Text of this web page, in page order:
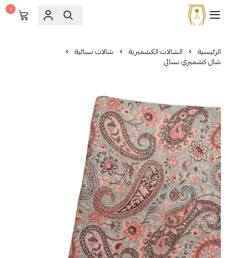
مشالح المهدي الملكية
٠
الرئيسية الشالات الكشميرية شالات نسائية
شال كشميري نسائي